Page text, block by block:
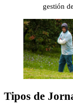
gestión
Tipos de